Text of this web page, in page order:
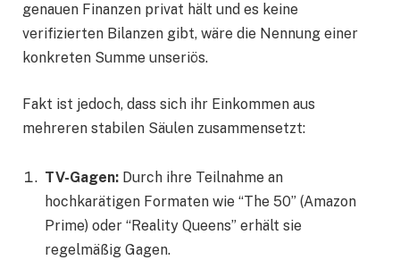
genauen Finanzen privat hält und es keine
verifizierten Bilanzen gibt, wäre die Nennung einer
konkreten Summe unseriös.
Fakt ist jedoch, dass sich ihr Einkommen aus
mehreren stabilen Säulen zusammensetzt:
TV-Gagen: Durch ihre Teilnahme an
hochkarätigen Formaten wie “The 50” (Amazon
Prime) oder “Reality Queens” erhält sie
regelmäßig Gagen.